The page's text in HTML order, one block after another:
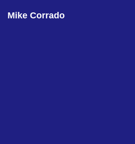
Mike Corrado